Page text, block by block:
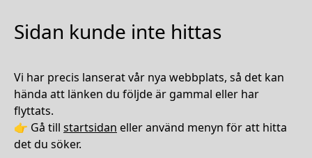
Sidan kunde inte hittas
Vi har precis lanserat vår nya webbplats, så det kan
hända att länken du följde är gammal eller har
flyttats.
👉 Gå till startsidan eller använd menyn för att hitta
det du söker.